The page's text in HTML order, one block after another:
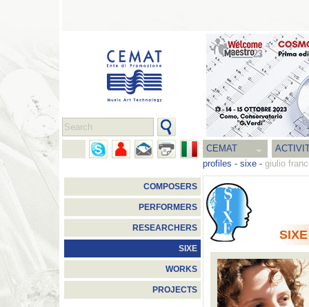
CEMAT
profiles - sixe - giulio
COMPOSERS
PERFORMERS
RESEARCHERS
SIXE
WORKS
PROJECTS
SIXE